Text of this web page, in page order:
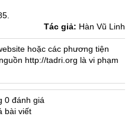
Tác giả: Hàn Vũ Linh
hoặc các phương tiện
http://tadri.org là vi phạm
0 đánh giá
bài viết